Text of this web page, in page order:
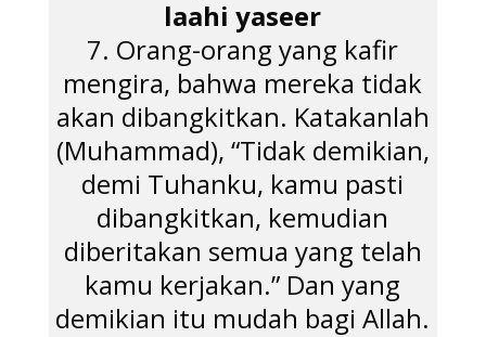
laahi yaseer
7. Orang-orang yang kafir
mengira, bahwa mereka tidak
akan dibangkitkan. Katakanlah
(Muhammad), “Tidak demikian,
demi Tuhanku, kamu pasti
dibangkitkan, kemudian
diberitakan semua yang telah
kamu kerjakan.” Dan yang
demikian itu mudah bagi Allah.